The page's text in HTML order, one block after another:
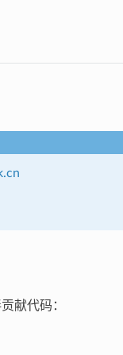
.cn
献代码：